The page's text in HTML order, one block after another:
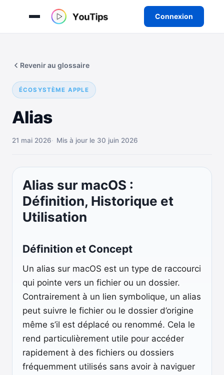
Connexion
contenu
ÉCOSYSTÈME APPLE
Alias
Revenir au glossaire
21 mai 2026 Mis à jour le 30 juin 2026
Alias sur macOS :
Définition, Historique et
Utilisation
Définition et Concept
Un alias sur macOS est un type de raccourci
qui pointe vers un fichier ou un dossier.
Contrairement à un lien symbolique, un alias
peut suivre le fichier ou le dossier d’origine
même s’il est déplacé ou renommé. Cela le
rend particulièrement utile pour accéder
rapidement à des fichiers ou dossiers
fréquemment utilisés sans avoir à naviguer